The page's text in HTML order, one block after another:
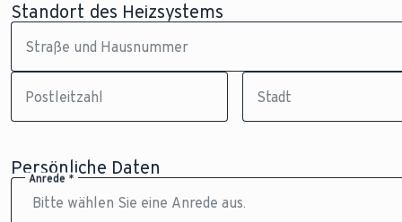
Standort des Heizsystems
Straße und Hausnummer
Postleitzahl Stadt
Persönliche Daten
Anrede *